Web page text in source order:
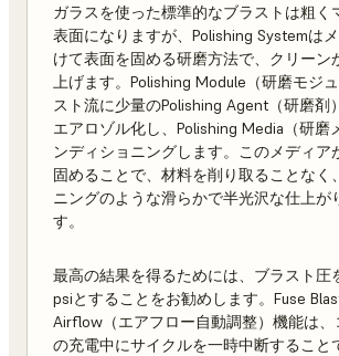
ガラスを使った標準的なブラストは粗く
表面になりますが、Polishing Systemは
けて表面を固める研磨方法で、クリーン
上げます。Polishing Module（研磨モジ
スト流に少量のPolishing Agent（研磨剤
エアロゾル化し、Polishing Media（研磨
ンディショニングします。このメディア
固めることで、材料を削り取ることなく
ニングのような滑らかで半光沢な仕上が
す。
最高の結果を得るためには、ブラスト圧
psiとすることをお勧めします。Fuse
Airflow（エアフロー自動調整）機能は、
の充電中にサイクルを一時中断すること